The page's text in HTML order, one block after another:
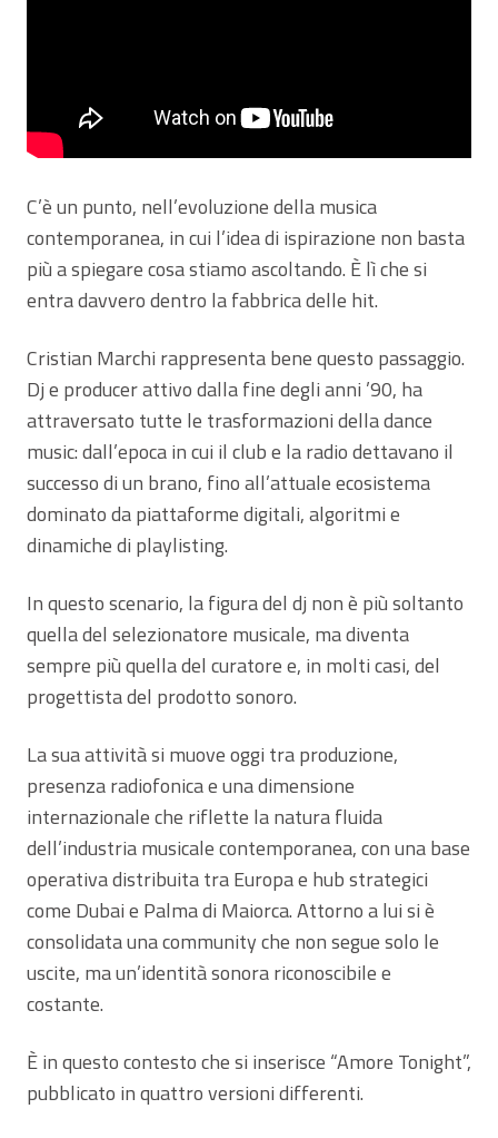
C’è un punto, nell’evoluzione della musica
contemporanea, in cui l’idea di ispirazione non basta
più a spiegare cosa stiamo ascoltando. È lì che si
entra davvero dentro la fabbrica delle hit.
Cristian Marchi rappresenta bene questo passaggio.
Dj e producer attivo dalla fine degli anni ’90, ha
attraversato tutte le trasformazioni della dance
music: dall’epoca in cui il club e la radio dettavano il
successo di un brano, fino all’attuale ecosistema
dominato da piattaforme digitali, algoritmi e
dinamiche di playlisting.
In questo scenario, la figura del dj non è più soltanto
quella del selezionatore musicale, ma diventa
sempre più quella del curatore e, in molti casi, del
progettista del prodotto sonoro.
La sua attività si muove oggi tra produzione,
presenza radiofonica e una dimensione
internazionale che riflette la natura fluida
dell’industria musicale contemporanea, con una base
operativa distribuita tra Europa e hub strategici
come Dubai e Palma di Maiorca. Attorno a lui si è
consolidata una community che non segue solo le
uscite, ma un’identità sonora riconoscibile e
costante.
È in questo contesto che si inserisce “Amore Tonight”,
pubblicato in quattro versioni differenti.